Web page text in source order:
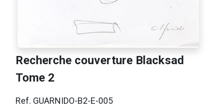
Recherche couverture Blacksad
Tome 2
Ref. GUARNIDO-B2-E-005